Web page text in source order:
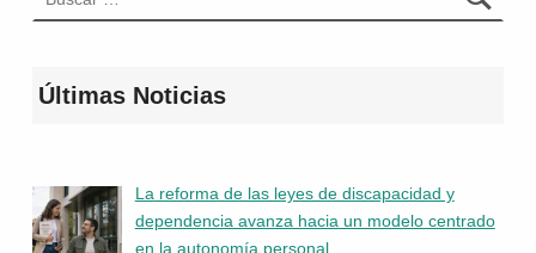
Últimas Noticias
La reforma de las leyes de discapacidad y
dependencia avanza hacia un modelo centrado
en la autonomía personal